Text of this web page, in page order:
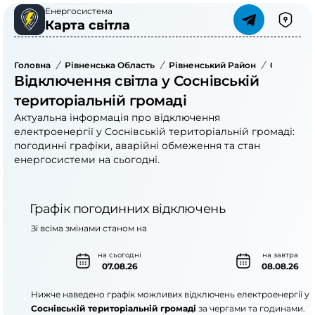
Енергосистема
Карта світла
Головна / Рівненська Область / Рівненський Район /
Відключення світла у Соснівській
територіальній громаді
Актуальна інформація про відключення
електроенергії у Соснівській територіальній громаді:
погодинні графіки, аварійні обмеження та стан
енергосистеми на сьогодні.
Графік погодинних відключень
на сьогодні
07.08.26
на завтра
08.08.26
Зі всіма змінами станом на
Нижче наведено графік можливих відключень електроенергії у
Соснівській територіальній громаді за чергами та годинами.